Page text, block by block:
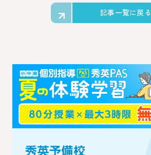
記事一覧に戻る